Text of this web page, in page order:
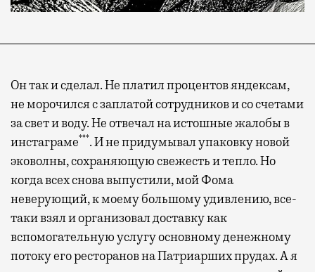
Он так и сделал. Не платил процентов яндексам,
не морочился с заплатой сотрудников и со счетами
за свет и воду. Не отвечал на истошные жалобы в
инстаграме***. И не придумывал упаковку новой
эковолны, сохраняющую свежесть и тепло. Но
когда всех снова выпустили, мой Фома
неверующий, к моему большому удивлению, все-
таки взял и организовал доставку как
вспомогательную услугу основному денежному
потоку его ресторанов на Патриарших прудах. А я